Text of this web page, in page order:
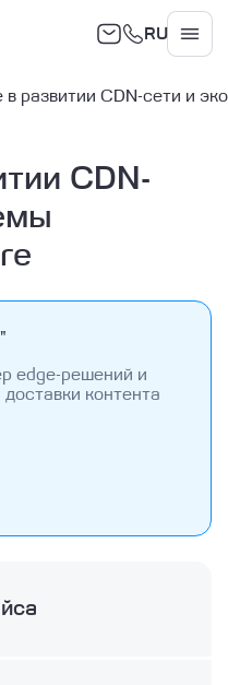
RU
в развитии CDN-сети и
CDN-
edge-решений и
контента